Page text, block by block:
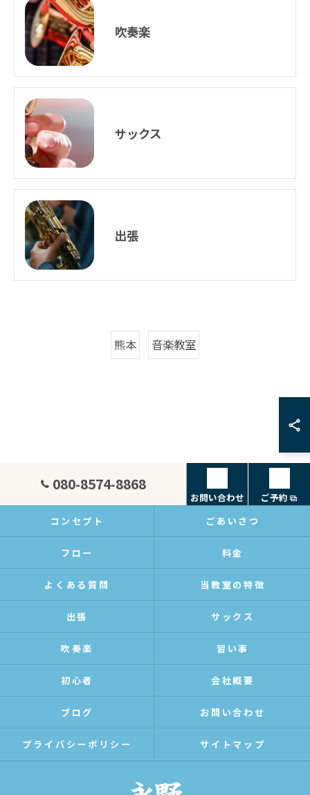
吹奏楽
サックス
出張
熊本 音楽教室
080-8574-8868
お問い合わせ
ご予約
コンセプト
ごあいさつ
フロー 料金
よくある質問 当教室の特徴
出張 サックス
吹奏楽 習い事
初心者 会社概要
ブログ お問い合わせ
プライバシーポリシー サイトマップ